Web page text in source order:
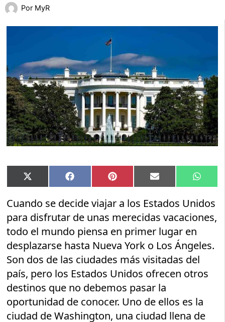
Por MyR
Compartir
en
X
(Twitter)
Compartir
en
Facebook Compartir
en
Pinterest Compartir
en
Email
en
Cuando se decide viajar a los Estados Unidos
para disfrutar de unas merecidas vacaciones,
todo el mundo piensa en primer lugar en
desplazarse hasta Nueva York o Los Ángeles.
Son dos de las ciudades más visitadas del
país, pero los Estados Unidos ofrecen otros
destinos que no debemos pasar la
oportunidad de conocer. Uno de ellos es la
ciudad de Washington, una ciudad llena de